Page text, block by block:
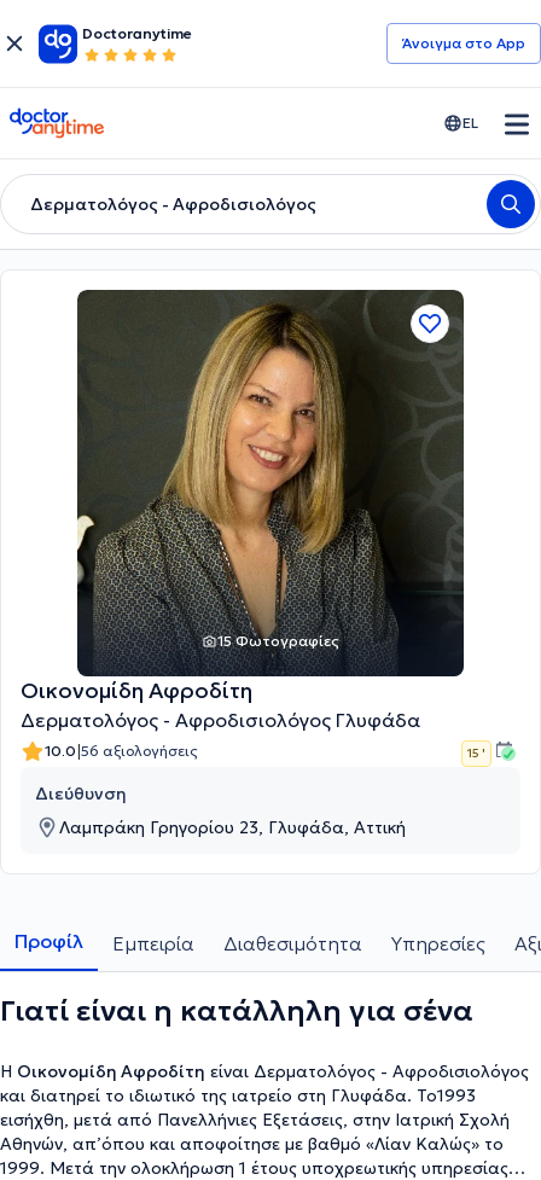
Doctoranytime
Άνοιγμα στο App
doctoranytime EL
Δερματολόγος - Αφροδισιολόγος
15 Φωτογραφίες
Οικονομίδη Αφροδίτη
Δερματολόγος - Αφροδισιολόγος Γλυφάδα
10.0|56 αξιολογήσεις 15 '
Διεύθυνση
Λαμπράκη Γρηγορίου 23, Γλυφάδα, Αττική
Προφίλ Εμπειρία Διαθεσιμότητα Υπηρεσίες
Γιατί είναι η κατάλληλη για σένα
Η Οικονομίδη Αφροδίτη είναι Δερματολόγος - Αφροδισιολόγος
και διατηρεί το ιδιωτικό της ιατρείο στη Γλυφάδα. Το1993
εισήχθη, μετά από Πανελλήνιες Εξετάσεις, στην Ιατρική Σχολή
Αθηνών, απ’όπου και αποφοίτησε με βαθμό «Λίαν Καλώς» το
1999. Μετά την ολοκλήρωση 1 έτους υποχρεωτικής υπηρεσίας